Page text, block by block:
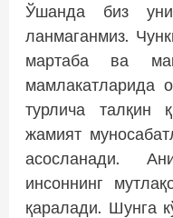
Ўшанда биз
ланмаганмиз.
мартаба ва
мамлакатларида
турлича талқин
жамият
асосланади.
инсоннинг
қаралади. Шунга